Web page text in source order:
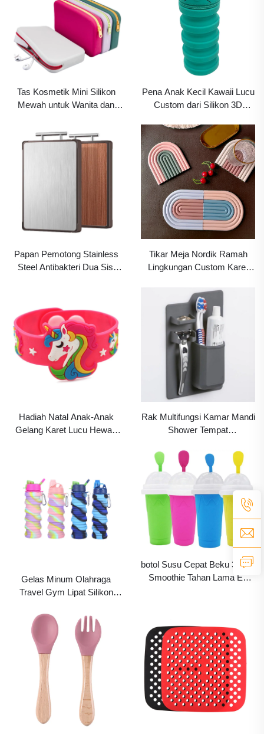
dan Perempuan dengan Motif
anak
Tas Kosmetik Mini Silikon
Mewah untuk Wanita dan
Resleting, Dapat Disesuaikan
dengan Logo Kustom, Tas
Pena Anak Kecil Kawaii Lucu
Custom dari Silikon 3D
Pensil, Tas, atau Wadah
untuk Anak Laki-Laki dan
Perempuan Sekolah,
Dilengkapi Resleting
Papan Pemotong Stainless
Steel Antibakteri Dua Sisi
Permukaan Kayu Solid
Ebony
Tikar Meja Nordik Ramah
Lingkungan Custom Karet
Gelas Piring dengan Tatakan
Minuman Lucu Pelangi
Hadiah Natal Anak-Anak
Gelang Karet Lucu Hewan
Rak Multifungsi Kamar Mandi
Shower Tempat
Organizer Dudukan Sikat
Gigi dan Pasta Gigi Silikon
Cerdas Dinding dengan Logo
Custom
Gelas Minum Olahraga
Travel Gym Lipat Silikon
Terisolasi
botol Susu Cepat Beku 350ml
Smoothie Tahan Lama Es